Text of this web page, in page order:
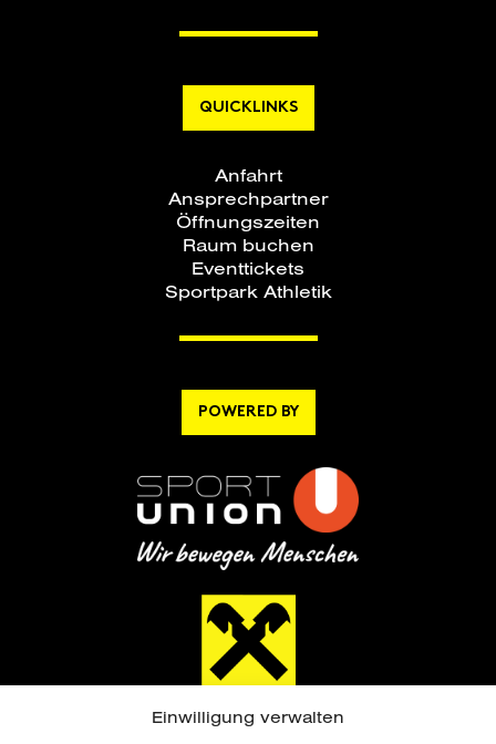
Einwilligung verwalten
QUICKLINKS
Anfahrt
Ansprechpartner
Öffnungszeiten
Raum buchen
Eventtickets
Sportpark Athletik
POWERED BY